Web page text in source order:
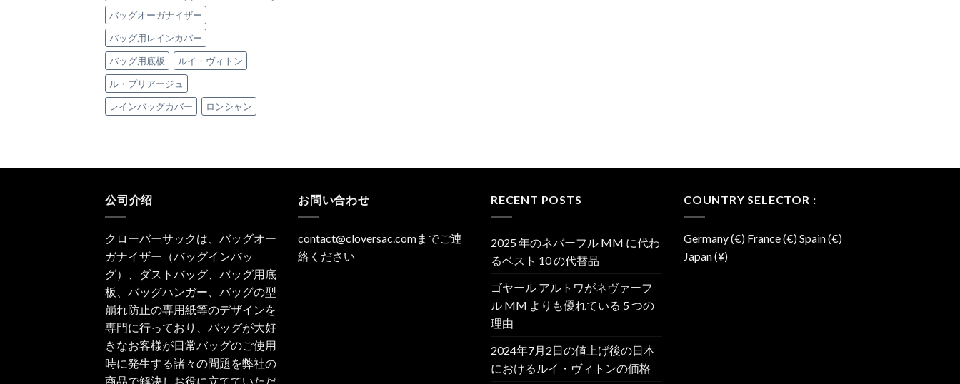
バッグオーガナイザー
バッグ用レインカバー
バッグ用底板
ルイ・ヴィトン
ル・プリアージュ
レインバッグカバー
ロンシャン
公司介绍
クローバーサックは、バッグオー
ガナイザー（バッグインバッ
グ）、ダストバッグ、バッグ用底
板、バッグハンガー、バッグの型
崩れ防止の専用紙等のデザインを
専門に行っており、バッグが大好
きなお客様が日常バッグのご使用
時に発生する諸々の問題を弊社の
商品で解決しお役に立てていただ
お問い合わせ
contact@cloversac.comまでご連
絡ください
RECENT POSTS
2025 年のネバーフル MM に代わ
るベスト 10 の代替品
ゴヤール アルトワがネヴァーフ
ル MM よりも優れている 5 つの
理由
2024年7月2日の値上げ後の日本
におけるルイ・ヴィトンの価格
COUNTRY SELECTOR :
Germany (€) France (€) Spain (€)
Japan (¥)